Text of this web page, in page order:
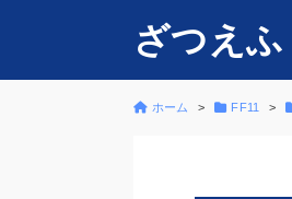
ざつえふ
ホーム FF11